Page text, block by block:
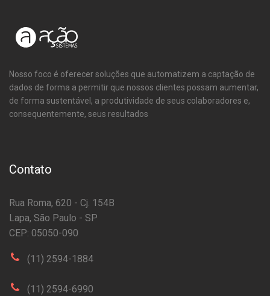
Nosso foco é oferecer soluções que automatizem a captação de
dados de forma a permitir que nossos clientes possam aumentar,
de forma sustentável, a produtividade de seus colaboradores e,
consequentemente, seus resultados
Contato
Rua Roma, 620 - Cj. 154B
Lapa, São Paulo - SP
CEP: 05050-090
(11) 2594-1884
(11) 2594-6990